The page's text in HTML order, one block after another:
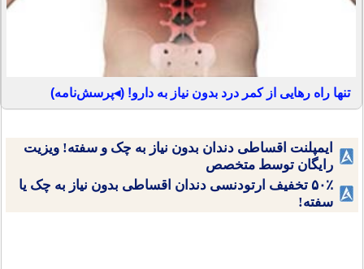
تنها راه رهایی از کمر درد بدون نیاز به دارو! (◂پرسش‌نامه)
ایمپلنت اقساطی دندان بدون نیاز به چک و سفته! ویزیت
رایگان توسط متخصص
۵۰٪ تخفیف ارتودنسی دندان اقساطی بدون نیاز به چک یا
سفته!